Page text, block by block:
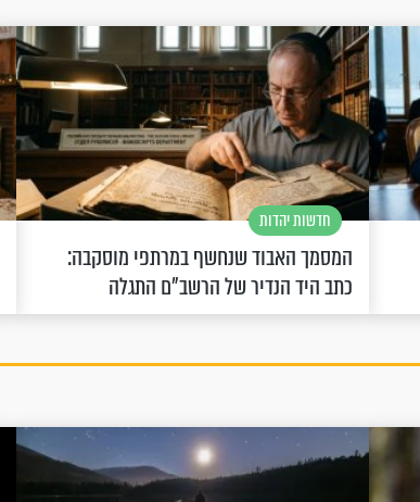
חדשות יהדות
המסמך האבוד שנחשף במרתפי מוסקבה:
כתב היד הנדיר של הרשב"ם התגלה